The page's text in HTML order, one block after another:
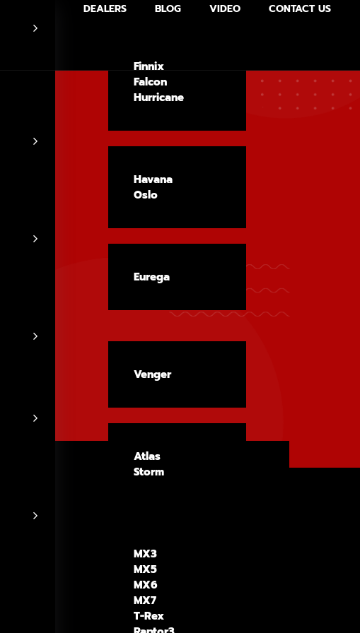
Finnix
Falcon
Hurricane
Havana
Oslo
Eurega
Venger
Atlas
Storm
MX3
MX5
MX6
MX7
T-Rex
DEALERS BLOG VIDEO CONTACT US